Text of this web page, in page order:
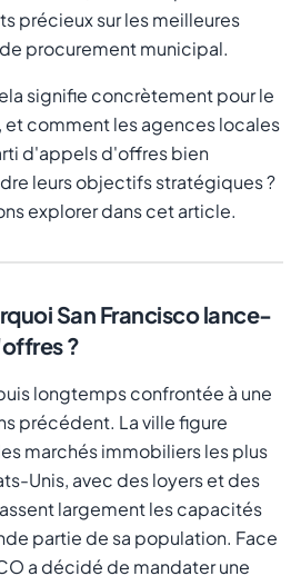
précieux sur les meilleures
procurement municipal.
signifie concrètement pour le
comment les agences locales
d'appels d'offres bien
leurs objectifs stratégiques ?
explorer dans cet article.
San Francisco lance-
?
longtemps confrontée à une
précédent. La ville figure
marchés immobiliers les plus
Unis, avec des loyers et des
largement les capacités
partie de sa population. Face
a décidé de mandater une